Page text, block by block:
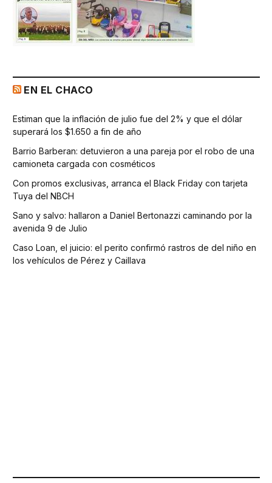
EN EL CHACO
Estiman que la inflación de julio fue del 2% y que el dólar
superará los $1.650 a fin de año
Barrio Barberan: detuvieron a una pareja por el robo de una
camioneta cargada con cosméticos
Con promos exclusivas, arranca el Black Friday con tarjeta
Tuya del NBCH
Sano y salvo: hallaron a Daniel Bertonazzi caminando por la
avenida 9 de Julio
Caso Loan, el juicio: el perito confirmó rastros de del niño en
los vehículos de Pérez y Caillava